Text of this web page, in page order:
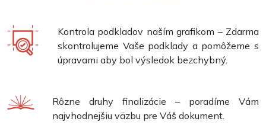
Kontrola podkladov naším grafikom – Zdarma
skontrolujeme Vaše podklady a pomôžeme s
úpravami aby bol výsledok bezchybný.
Rôzne druhy finalizácie – poradíme Vám
najvhodnejšiu väzbu pre Váš dokument.